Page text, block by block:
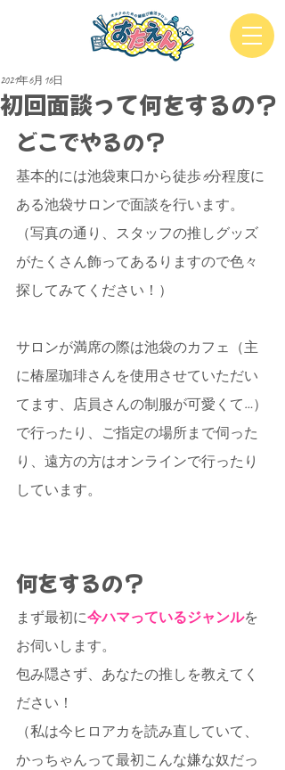
初回面談って何をするの？
2021年6月16日
どこでやるの？
基本的には池袋東口から徒歩6分程度に
ある池袋サロンで面談を行います。
（写真の通り、スタッフの推しグッズ
がたくさん飾ってあるりますので色々
探してみてください！）
サロンが満席の際は池袋のカフェ（主
に椿屋珈琲さんを使用させていただい
てます、店員さんの制服が可愛くて…）
で行ったり、ご指定の場所まで伺った
り、遠方の方はオンラインで行ったり
しています。
何をするの？
まず最初に今ハマっているジャンルを
お伺いします。
包み隠さず、あなたの推しを教えてく
ださい！
（私は今ヒロアカを読み直していて、
かっちゃんって最初こんな嫌な奴だっ